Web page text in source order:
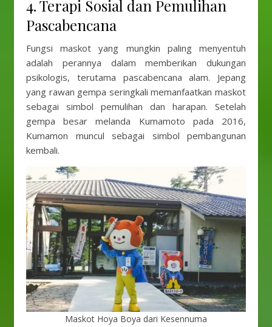
4. Terapi Sosial dan Pemulihan
Pascabencana
Fungsi maskot yang mungkin paling menyentuh
adalah perannya dalam memberikan dukungan
psikologis, terutama pascabencana alam. Jepang
yang rawan gempa seringkali memanfaatkan maskot
sebagai simbol pemulihan dan harapan. Setelah
gempa besar melanda Kumamoto pada 2016,
Kumamon muncul sebagai simbol pembangunan
kembali.
Maskot Hoya Boya dari Kesennuma